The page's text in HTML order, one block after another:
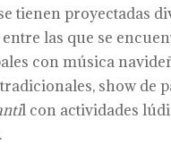
tienen proyectadas
las que se
con música
show de
l con actividades